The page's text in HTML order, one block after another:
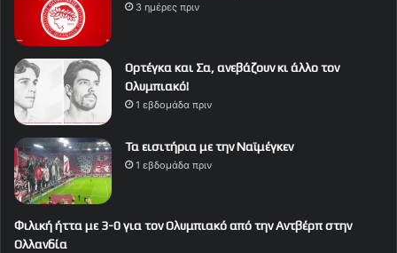
3 ημέρες πριν
Ορτέγκα και Σα, ανεβάζουν κι άλλο τον
Ολυμπιακό!
1 εβδομάδα πριν
Τα εισιτήρια με την Ναϊμέγκεν
1 εβδομάδα πριν
Φιλική ήττα με 3-0 για τον Ολυμπιακό από την Αντβέρπ στην
Ολλανδία